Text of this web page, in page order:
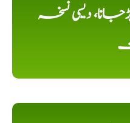
دیسی نسخہ